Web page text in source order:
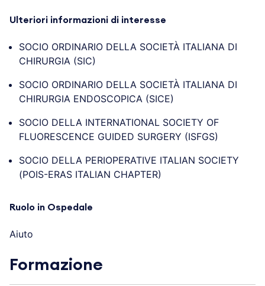
Ulteriori informazioni di interesse
SOCIO ORDINARIO DELLA SOCIETÀ ITALIANA DI
CHIRURGIA (SIC)
SOCIO ORDINARIO DELLA SOCIETÀ ITALIANA DI
CHIRURGIA ENDOSCOPICA (SICE)
SOCIO DELLA INTERNATIONAL SOCIETY OF
FLUORESCENCE GUIDED SURGERY (ISFGS)
SOCIO DELLA PERIOPERATIVE ITALIAN SOCIETY
(POIS-ERAS ITALIAN CHAPTER)
Ruolo in Ospedale
Aiuto
Formazione